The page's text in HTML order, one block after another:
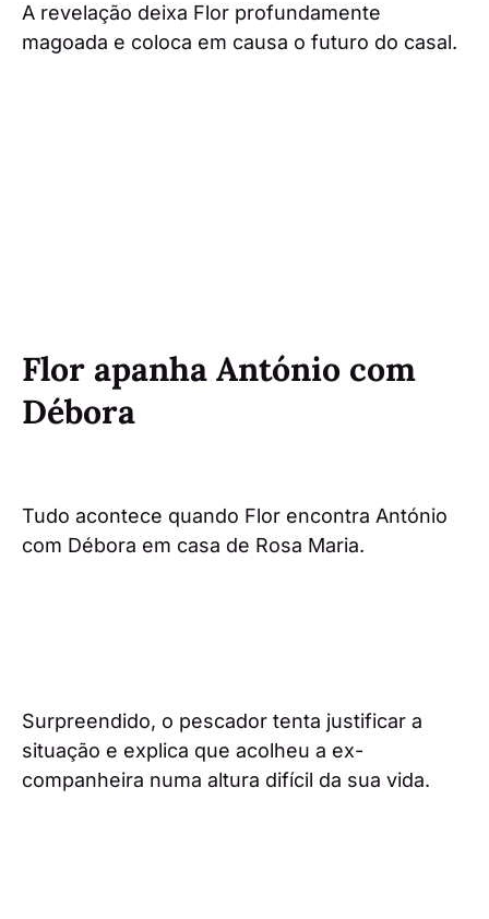
A revelação deixa Flor profundamente
magoada e coloca em causa o futuro do casal.
Flor apanha António com
Débora
Tudo acontece quando Flor encontra António
com Débora em casa de Rosa Maria.
Surpreendido, o pescador tenta justificar a
situação e explica que acolheu a ex-
companheira numa altura difícil da sua vida.